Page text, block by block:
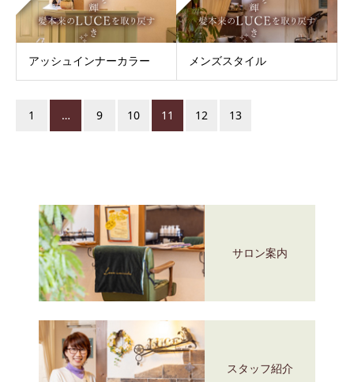
アッシュインナーカラー メンズスタイル
1 … 9 10 11 12 13
サロン案内
スタッフ紹介